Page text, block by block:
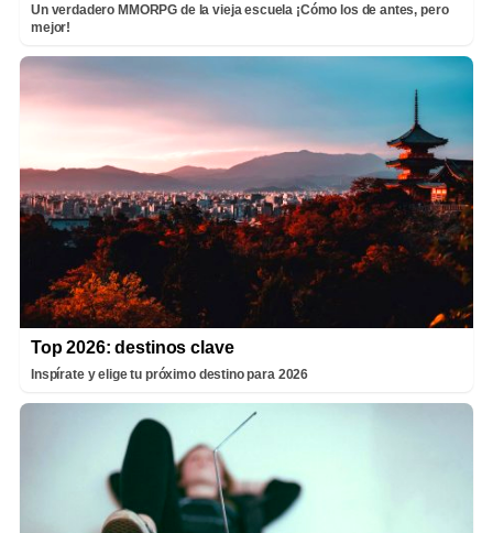
Un verdadero MMORPG de la vieja escuela ¡Cómo los de antes, pero
mejor!
Top 2026: destinos clave
Inspírate y elige tu próximo destino para 2026